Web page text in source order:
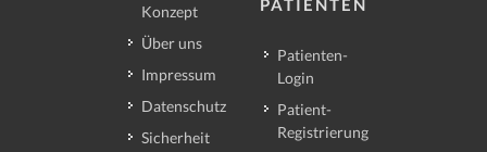
Konzept
Über uns
Impressum
Datenschutz
Sicherheit
PATIENTEN
Patienten-
Login
Patient-
Registrierung